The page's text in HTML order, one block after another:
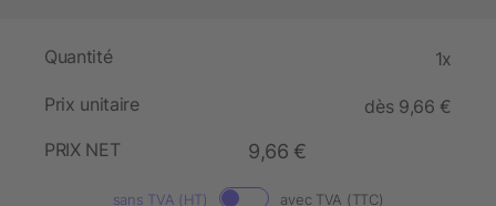
Quantité 1x
Prix unitaire
dès 9,66 €
PRIX NET
9,66 €
sans TVA (HT) avec TVA (TTC)